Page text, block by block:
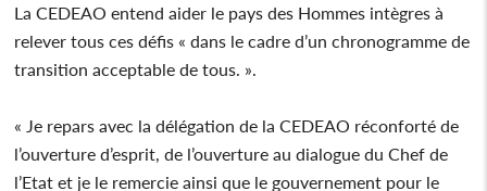
La CEDEAO entend aider le pays des Hommes intègres à
relever tous ces défis « dans le cadre d’un chronogramme de
transition acceptable de tous. ».
« Je repars avec la délégation de la CEDEAO réconforté de
l’ouverture d’esprit, de l’ouverture au dialogue du Chef de
l’Etat et je le remercie ainsi que le gouvernement pour le